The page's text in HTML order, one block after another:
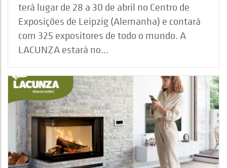
terá lugar de 28 a 30 de abril no Centro de
Exposições de Leipzig (Alemanha) e contará
com 325 expositores de todo o mundo. A
LACUNZA estará no...